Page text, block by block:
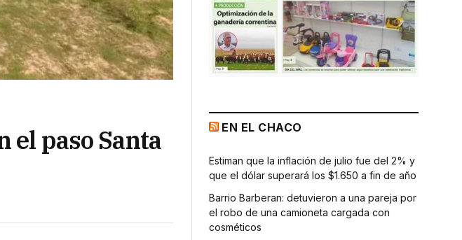
el paso Santa
EN EL CHACO
Estiman que la inflación de julio fue del 2% y
que el dólar superará los $1.650 a fin de año
Barrio Barberan: detuvieron a una pareja por
el robo de una camioneta cargada con
cosméticos